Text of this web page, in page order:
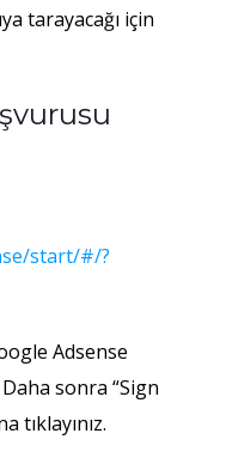
tarayacağı için
start/#/?
Adsense
sonra “Sign
tıklayınız.